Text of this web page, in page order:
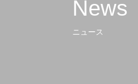
News
ニュース